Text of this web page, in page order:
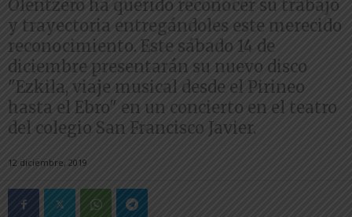
Olentzero ha querido reconocer su trabajo
y trayectoria entregándoles este merecido
reconocimiento. Este sábado 14 de
diciembre presentarán su nuevo disco
"Ezkila, viaje musical desde el Pirineo
hasta el Ebro" en un concierto en el teatro
del colegio San Francisco Javier.
12 diciembre, 2019